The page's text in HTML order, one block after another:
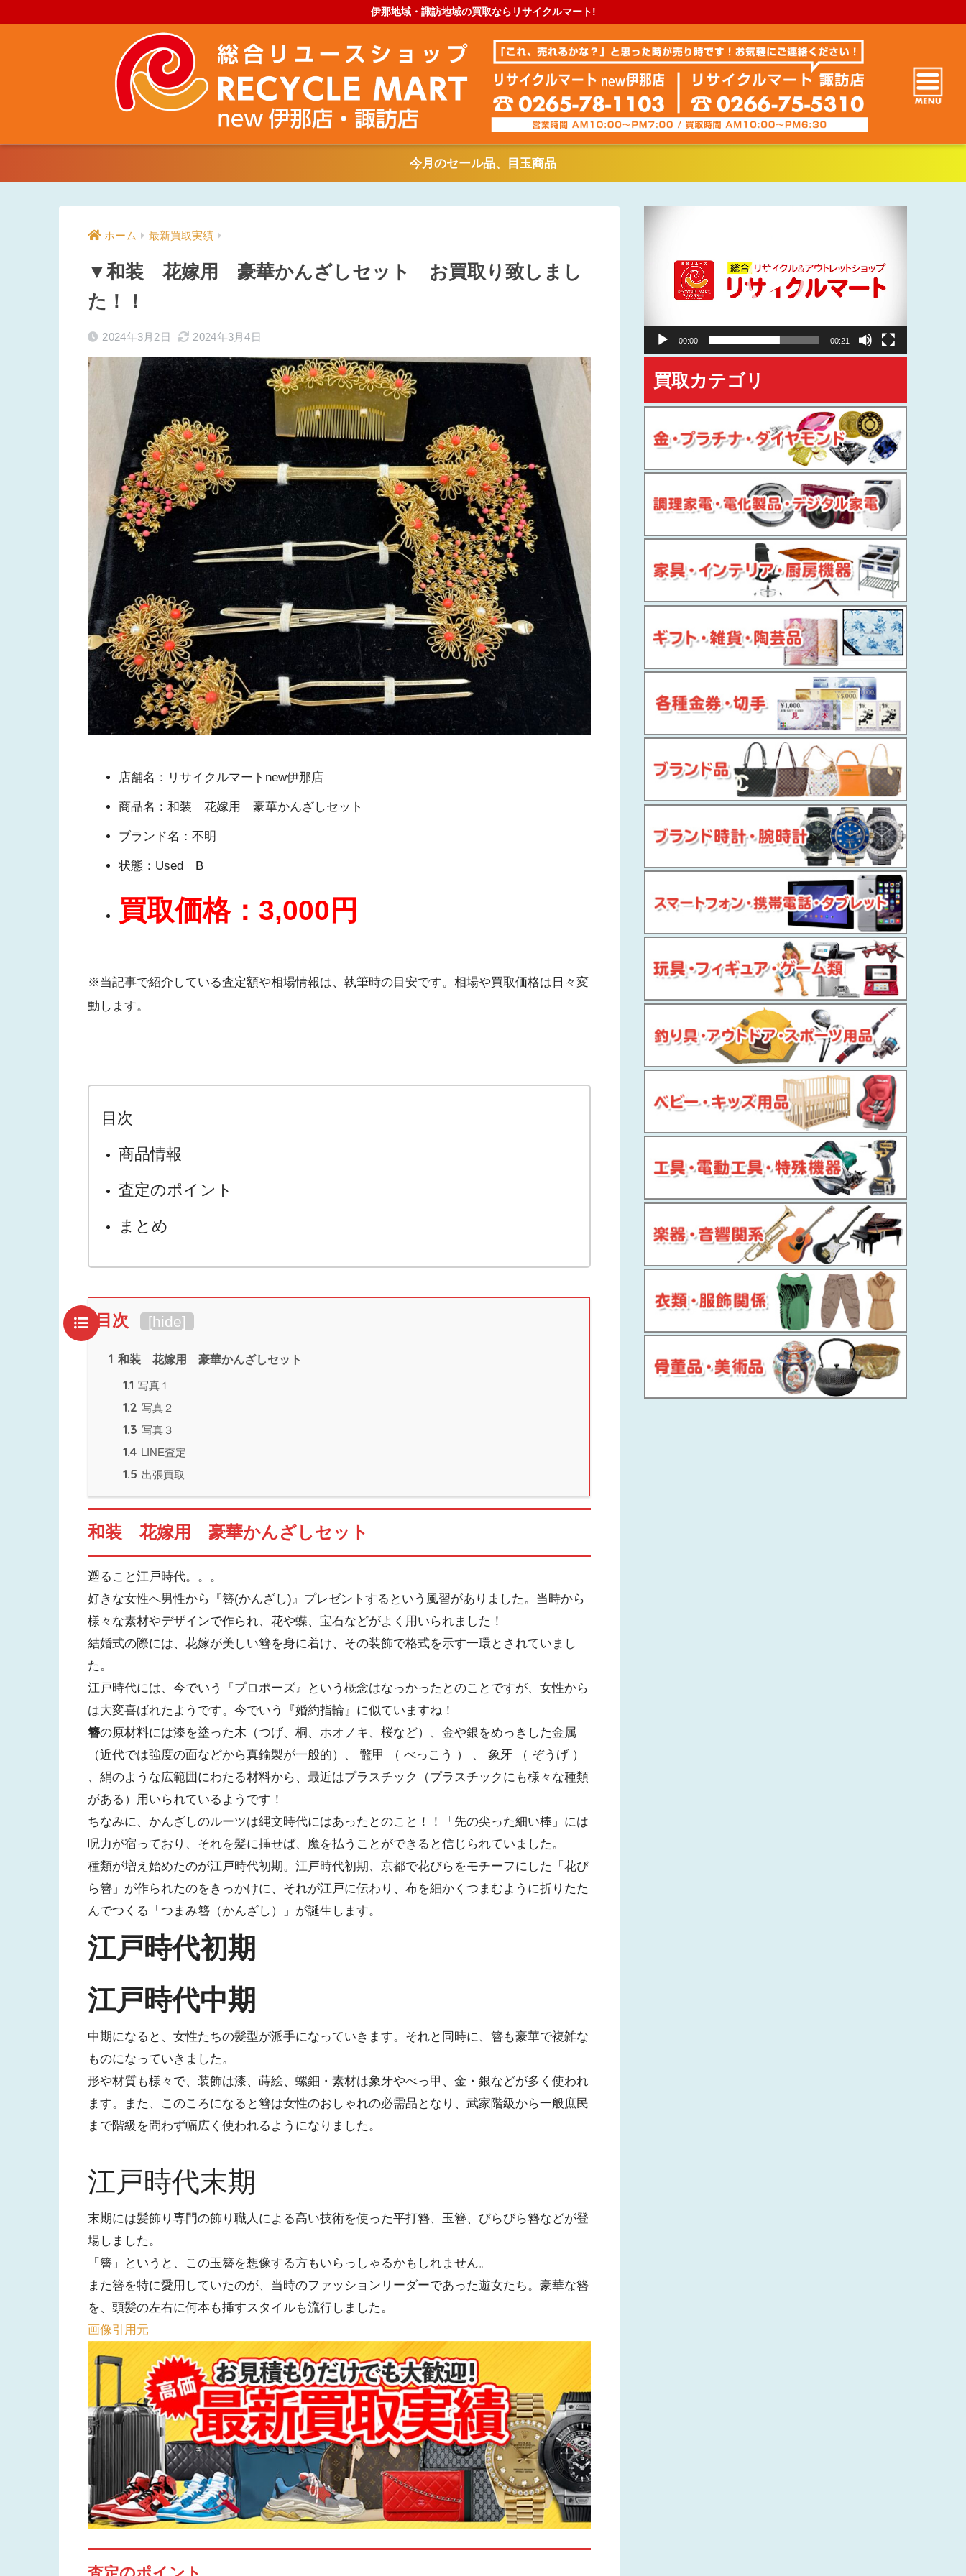
伊那地域・諏訪地域の買取ならリサイクルマート!
今月のセール品、目玉商品
ホーム 最新買取実績
▼和装 花嫁用 豪華かんざしセット お買取り致しまし
た！！
2024年3月2日 2024年3月4日
店舗名：リサイクルマートnew伊那店
商品名：和装 花嫁用 豪華かんざしセット
ブランド名：不明
状態：Used B
買取価格：3,000円
※当記事で紹介している査定額や相場情報は、執筆時の目安です。相場や買取価格は日々変
動します。
目次
商品情報
査定のポイント
まとめ
目次 [hide]
1 和装 花嫁用 豪華かんざしセット
1.1 写真１
1.2 写真２
1.3 写真３
1.4 LINE査定
1.5 出張買取
和装 花嫁用 豪華かんざしセット
遡ること江戸時代。。。
好きな女性へ男性から『簪(かんざし)』プレゼントするという風習がありました。当時から
様々な素材やデザインで作られ、花や蝶、宝石などがよく用いられました！
結婚式の際には、花嫁が美しい簪を身に着け、その装飾で格式を示す一環とされていまし
た。
江戸時代には、今でいう『プロポーズ』という概念はなっかったとのことですが、女性から
は大変喜ばれたようです。今でいう『婚約指輪』に似ていますね！
簪の原材料には漆を塗った木（つげ、桐、ホオノキ、桜など）、金や銀をめっきした金属
（近代では強度の面などから真鍮製が一般的）、 鼈甲 （ べっこう ） 、 象牙 （ ぞうげ ）
、絹のような広範囲にわたる材料から、最近はプラスチック（プラスチックにも様々な種類
がある）用いられているようです！
ちなみに、かんざしのルーツは縄文時代にはあったとのこと！！「先の尖った細い棒」には
呪力が宿っており、それを髪に挿せば、魔を払うことができると信じられていました。
種類が増え始めたのが江戸時代初期。江戸時代初期、京都で花びらをモチーフにした「花び
ら簪」が作られたのをきっかけに、それが江戸に伝わり、布を細かくつまむように折りたた
んでつくる「つまみ簪（かんざし）」が誕生します。
江戸時代初期
江戸時代中期
中期になると、女性たちの髪型が派手になっていきます。それと同時に、簪も豪華で複雑な
ものになっていきました。
形や材質も様々で、装飾は漆、蒔絵、螺鈿・素材は象牙やべっ甲、金・銀などが多く使われ
ます。また、このころになると簪は女性のおしゃれの必需品となり、武家階級から一般庶民
まで階級を問わず幅広く使われるようになりました。
江戸時代末期
末期には髪飾り専門の飾り職人による高い技術を使った平打簪、玉簪、びらびら簪などが登
場しました。
「簪」というと、この玉簪を想像する方もいらっしゃるかもしれません。
また簪を特に愛用していたのが、当時のファッションリーダーであった遊女たち。豪華な簪
を、頭髪の左右に何本も挿すスタイルも流行しました。
画像引用元
ヤ
00:00 00:21
買取カテゴリ